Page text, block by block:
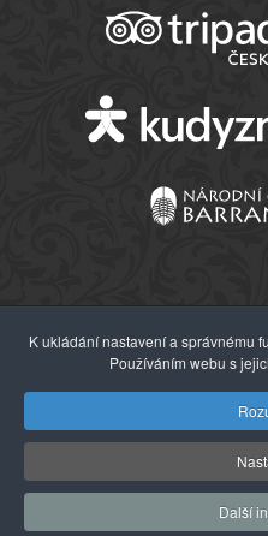
© 2026
Webdesign:
K ukládání nastavení a správnému
Používáním webu s
Další